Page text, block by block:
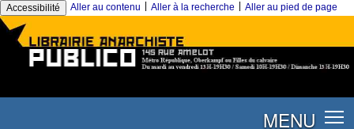
Accessibilité Aller au contenu Aller à la recherche Aller au pied de page
MENU